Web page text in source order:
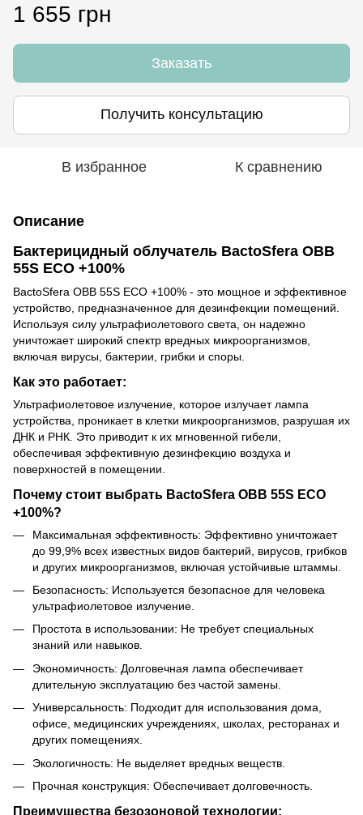
1 655 грн
Заказать
Получить консультацию
В избранное К сравнению
Описание
Бактерицидный облучатель BactoSfera OBB
55S ECO +100%
BactoSfera OBB 55S ECO +100% - это мощное и эффективное
устройство, предназначенное для дезинфекции помещений.
Используя силу ультрафиолетового света, он надежно
уничтожает широкий спектр вредных микроорганизмов,
включая вирусы, бактерии, грибки и споры.
Как это работает:
Ультрафиолетовое излучение, которое излучает лампа
устройства, проникает в клетки микроорганизмов, разрушая их
ДНК и РНК. Это приводит к их мгновенной гибели,
обеспечивая эффективную дезинфекцию воздуха и
поверхностей в помещении.
Почему стоит выбрать BactoSfera OBB 55S ECO
+100%?
Максимальная эффективность: Эффективно уничтожает
до 99,9% всех известных видов бактерий, вирусов, грибков
и других микроорганизмов, включая устойчивые штаммы.
Безопасность: Используется безопасное для человека
ультрафиолетовое излучение.
Простота в использовании: Не требует специальных
знаний или навыков.
Экономичность: Долговечная лампа обеспечивает
длительную эксплуатацию без частой замены.
Универсальность: Подходит для использования дома,
офисе, медицинских учреждениях, школах, ресторанах и
других помещениях.
Экологичность: Не выделяет вредных веществ.
Прочная конструкция: Обеспечивает долговечность.
Преимущества безозоновой технологии: